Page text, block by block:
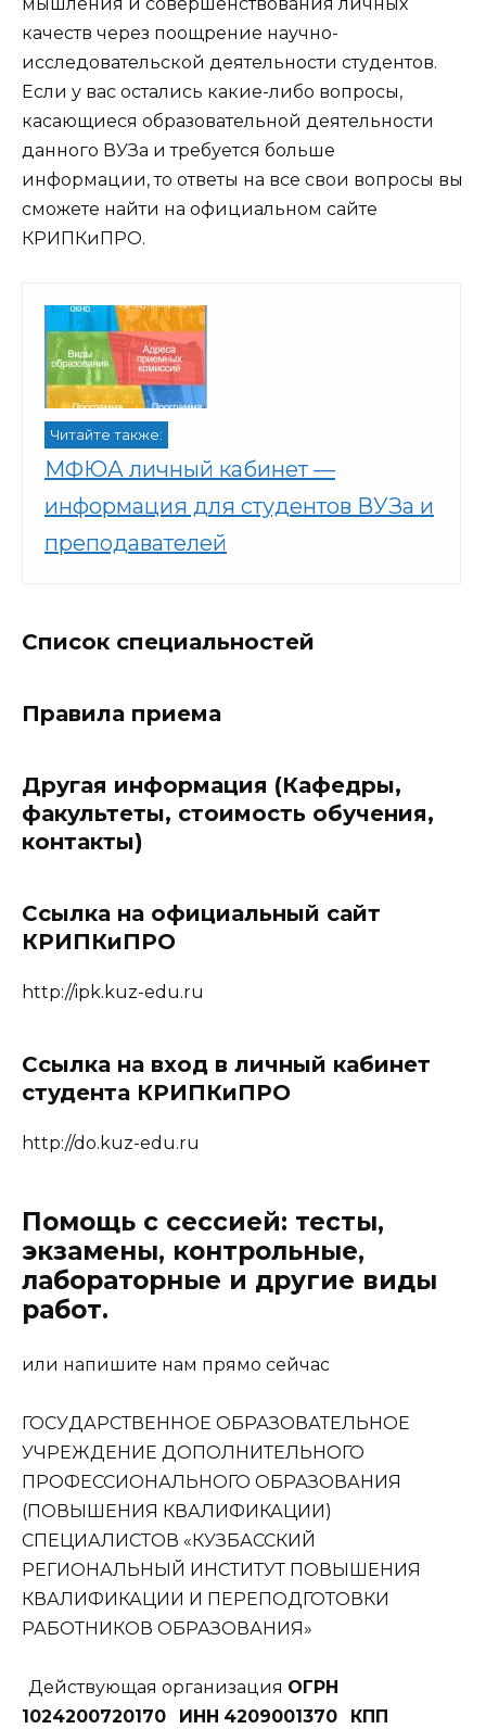
качеств через поощрение научно-
исследовательской деятельности студентов.
Если у вас остались какие-либо вопросы,
касающиеся образовательной деятельности
данного ВУЗа и требуется больше
информации, то ответы на все свои вопросы вы
сможете найти на официальном сайте
КРИПКиПРО.
Читайте также:
МФЮА личный кабинет —
информация для студентов ВУЗа и
преподавателей
Список специальностей
Правила приема
Другая информация (Кафедры,
факультеты, стоимость обучения,
контакты)
Ссылка на официальный сайт
КРИПКиПРО
http://ipk.kuz-edu.ru
Ссылка на вход в личный кабинет
студента КРИПКиПРО
http://do.kuz-edu.ru
Помощь с сессией: тесты,
экзамены, контрольные,
лабораторные и другие виды
работ.
или напишите нам прямо сейчас
ГОСУДАРСТВЕННОЕ ОБРАЗОВАТЕЛЬНОЕ
УЧРЕЖДЕНИЕ ДОПОЛНИТЕЛЬНОГО
ПРОФЕССИОНАЛЬНОГО ОБРАЗОВАНИЯ
(ПОВЫШЕНИЯ КВАЛИФИКАЦИИ)
СПЕЦИАЛИСТОВ «КУЗБАССКИЙ
РЕГИОНАЛЬНЫЙ ИНСТИТУТ ПОВЫШЕНИЯ
КВАЛИФИКАЦИИ И ПЕРЕПОДГОТОВКИ
РАБОТНИКОВ ОБРАЗОВАНИЯ»
Действующая организация ОГРН
1024200720170
ИНН 4209001370
КПП